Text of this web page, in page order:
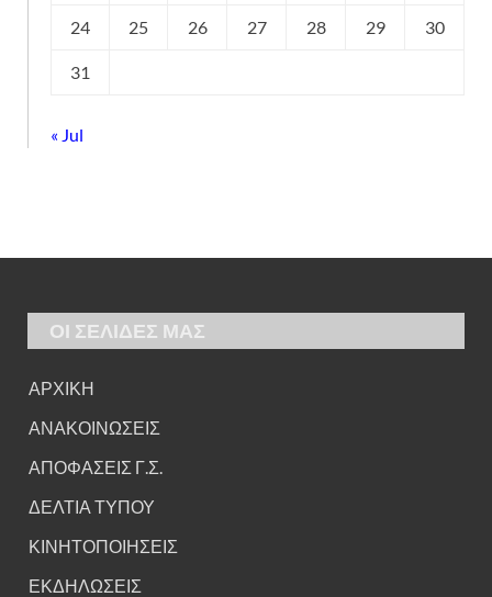
24 25 26 27 28 29 30
31
« Jul
ΟΙ ΣΕΛΙΔΕΣ ΜΑΣ
ΑΡΧΙΚΗ
ΑΝΑΚΟΙΝΩΣΕΙΣ
ΑΠΟΦΑΣΕΙΣ Γ.Σ.
ΔΕΛΤΙΑ ΤΥΠΟΥ
ΚΙΝΗΤΟΠΟΙΗΣΕΙΣ
ΕΚΔΗΛΩΣΕΙΣ